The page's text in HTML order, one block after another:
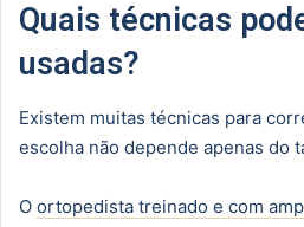
Quais técnicas
usadas?
Existem muitas técnicas para
escolha não depende apenas do
O ortopedista treinado e com